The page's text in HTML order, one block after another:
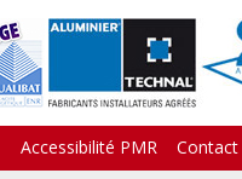
Accessibilité PMR Contact